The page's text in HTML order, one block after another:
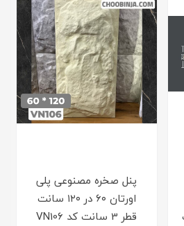
پنل صخره مصنوعی پلی
اورتان ۶۰ در ۱۲۰ سانت
قطر 3 سانت کد VN106